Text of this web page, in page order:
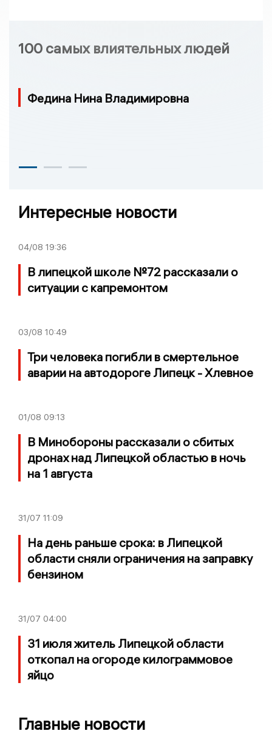
100 самых влиятельных людей
Федина Нина Владимировна
Интересные новости
04/08 19:36
В липецкой школе №72 рассказали о
ситуации с капремонтом
03/08 10:49
Три человека погибли в смертельное
аварии на автодороге Липецк - Хлевное
01/08 09:13
В Минобороны рассказали о сбитых
дронах над Липецкой областью в ночь
на 1 августа
31/07 11:09
На день раньше срока: в Липецкой
области сняли ограничения на заправку
бензином
31/07 04:00
31 июля житель Липецкой области
откопал на огороде килограммовое
яйцо
Главные новости